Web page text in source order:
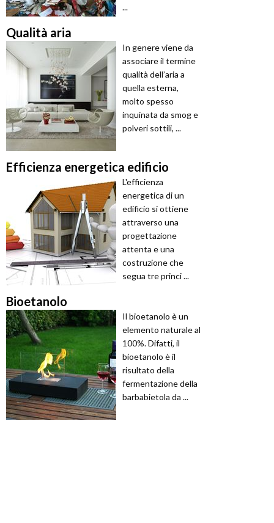
...
Qualità aria
In genere viene da
associare il termine
qualità dell’aria a
quella esterna,
molto spesso
inquinata da smog e
polveri sottili, ...
Efficienza energetica edificio
L'efficienza
energetica di un
edificio si ottiene
attraverso una
progettazione
attenta e una
costruzione che
segua tre princi ...
Bioetanolo
Il bioetanolo è un
elemento naturale al
100%. Difatti, il
bioetanolo è il
risultato della
fermentazione della
barbabietola da ...